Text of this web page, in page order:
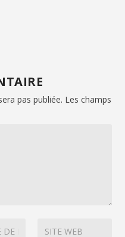
pas publiée. Les champs